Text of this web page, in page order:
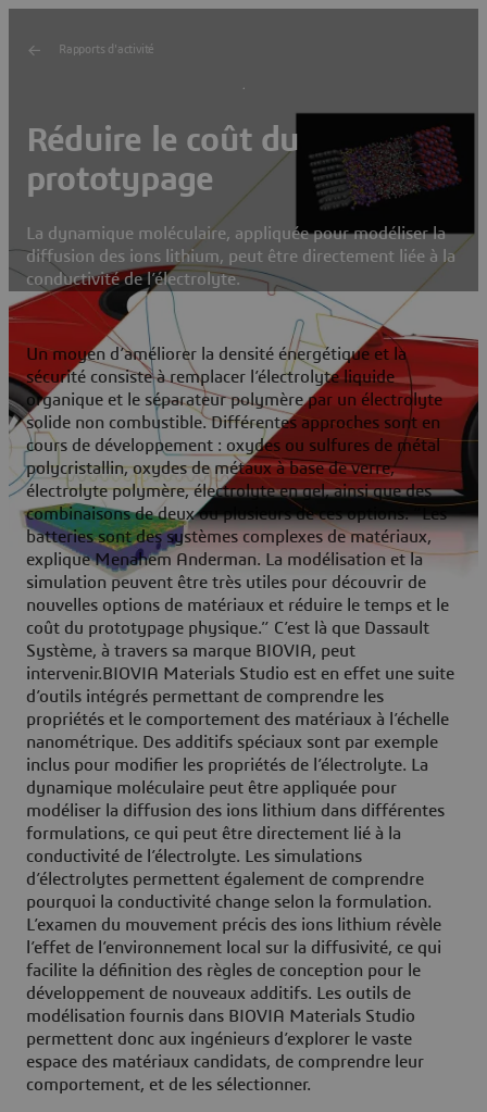
Rapports d'activité
Réduire le coût du
prototypage
La dynamique moléculaire, appliquée pour modéliser la
diffusion des ions lithium, peut être directement liée à la
conductivité de l’électrolyte.
Un moyen d’améliorer la densité énergétique et la
sécurité consiste à remplacer l’électrolyte liquide
organique et le séparateur polymère par un électrolyte
solide non combustible. Différentes approches sont en
cours de développement : oxydes ou sulfures de métal
polycristallin, oxydes de métaux à base de verre,
électrolyte polymère, électrolyte en gel, ainsi que des
combinaisons de deux ou plusieurs de ces options. “Les
batteries sont des systèmes complexes de matériaux,
explique Menahem Anderman. La modélisation et la
simulation peuvent être très utiles pour découvrir de
nouvelles options de matériaux et réduire le temps et le
coût du prototypage physique.” C’est là que Dassault
Système, à travers sa marque BIOVIA, peut
intervenir.BIOVIA Materials Studio est en effet une suite
d’outils intégrés permettant de comprendre les
propriétés et le comportement des matériaux à l’échelle
nanométrique. Des additifs spéciaux sont par exemple
inclus pour modifier les propriétés de l’électrolyte. La
dynamique moléculaire peut être appliquée pour
modéliser la diffusion des ions lithium dans différentes
formulations, ce qui peut être directement lié à la
conductivité de l’électrolyte. Les simulations
d’électrolytes permettent également de comprendre
pourquoi la conductivité change selon la formulation.
L’examen du mouvement précis des ions lithium révèle
l’effet de l’environnement local sur la diffusivité, ce qui
facilite la définition des règles de conception pour le
développement de nouveaux additifs. Les outils de
modélisation fournis dans BIOVIA Materials Studio
permettent donc aux ingénieurs d’explorer le vaste
espace des matériaux candidats, de comprendre leur
comportement, et de les sélectionner.